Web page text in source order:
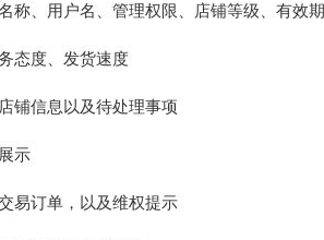
称、用户名、管理权限、店铺等级、有效期
态度、发货速度
铺信息以及待处理事项
示
易订单，以及维权提示